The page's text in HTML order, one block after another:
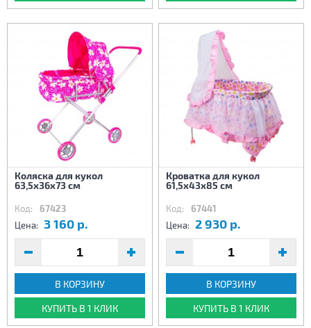
Коляска для кукол
63,5х36х73 см
Код: 67423
Цена: 3 160 р.
В КОРЗИНУ
КУПИТЬ В 1 КЛИК
Кроватка для кукол
61,5х43х85 см
Код: 67441
Цена: 2 930 р.
В КОРЗИНУ
КУПИТЬ В 1 КЛИК